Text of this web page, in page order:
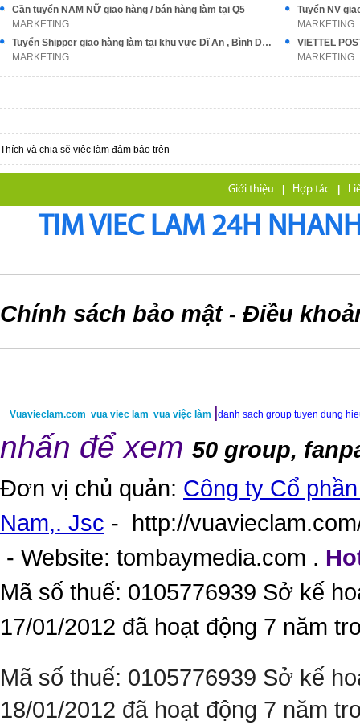
Cần tuyển NAM NỮ giao hàng / bán hàng làm tại Q5
MARKETING
MARKETING
Tuyển Shipper giao hàng làm tại khu vực Dĩ An , Bình Dương
MARKETING
MARKETING
Thích và chia sẽ việc làm đảm bảo trên
Giới thiệu | Hợp tác |
TIM VIEC LAM 24H
Chính sách bảo mật - Điều
Vuavieclam.com vua viec lam vua việc làm |danh sach group tuyen dung
nhấn để xem 50 group,
Đơn vị chủ quản: Công ty Cổ
Nam,. Jsc - http://
- Website: tombaymedia.com .
Mã số thuế: 0105776939 Sở kế
17/01/2012 đã hoạt động 7 năm
Mã số thuế: 0105776939 Sở kế
18/01/2012 đã hoạt động 7 năm